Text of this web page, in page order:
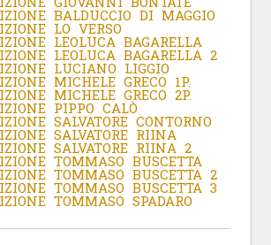
BALDUCCIO DI MAGGIO
LO VERSO
LEOLUCA BAGARELLA
LEOLUCA BAGARELLA 2
LUCIANO LIGGIO
MICHELE GRECO 1P.
MICHELE GRECO 2P.
PIPPO CALÒ
SALVATORE CONTORNO
SALVATORE RIINA
SALVATORE RIINA 2
TOMMASO BUSCETTA
TOMMASO BUSCETTA 2
TOMMASO BUSCETTA 3
TOMMASO SPADARO